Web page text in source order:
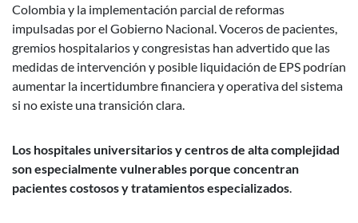
Colombia y la implementación parcial de reformas
impulsadas por el Gobierno Nacional. Voceros de pacientes,
gremios hospitalarios y congresistas han advertido que las
medidas de intervención y posible liquidación de EPS podrían
aumentar la incertidumbre financiera y operativa del sistema
si no existe una transición clara.
Los hospitales universitarios y centros de alta complejidad
son especialmente vulnerables porque concentran
pacientes costosos y tratamientos especializados